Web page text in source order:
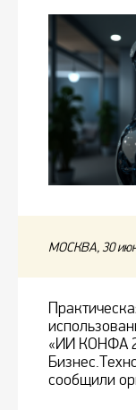
МОСКВА, 30
«ИИ КОНФА
сообщили